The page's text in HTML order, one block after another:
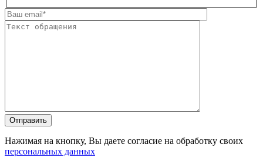
Нажимая на кнопку, Вы даете согласие на обработку своих
персональных данных